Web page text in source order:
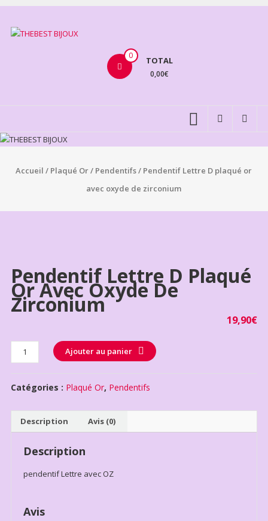
Aller
contenu
BIJOUX
0 TOTAL
0,00€
Accueil / Plaqué Or/ Pendentifs/ Pendentif Lettre D plaqué or
avec oxyde de zirconium
Pendentif Lettre D Plaqué
Or Avec Oxyde De
Zirconium
19,90€
Quantité Ajouter au panier
Catégories : Plaqué Or, Pendentifs
Description Avis (0)
Description
pendentif Lettre avec OZ
Avis